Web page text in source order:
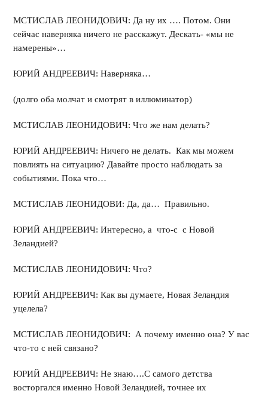
МСТИСЛАВ ЛЕОНИДОВИЧ: Да ну их …. Потом. Они
сейчас наверняка ничего не расскажут. Дескать- «мы не
намерены»…
ЮРИЙ АНДРЕЕВИЧ: Наверняка…
(долго оба молчат и смотрят в иллюминатор)
МСТИСЛАВ ЛЕОНИДОВИЧ: Что же нам делать?
ЮРИЙ АНДРЕЕВИЧ: Ничего не делать. Как мы можем
повлиять на ситуацию? Давайте просто наблюдать за
событиями. Пока что…
МСТИСЛАВ ЛЕОНИДОВИ: Да, да… Правильно.
ЮРИЙ АНДРЕЕВИЧ: Интересно, а что-с с Новой
Зеландией?
МСТИСЛАВ ЛЕОНИДОВИЧ: Что?
ЮРИЙ АНДРЕЕВИЧ: Как вы думаете, Новая Зеландия
уцелела?
МСТИСЛАВ ЛЕОНИДОВИЧ: А почему именно она? У вас
что-то с ней связано?
ЮРИЙ АНДРЕЕВИЧ: Не знаю….С самого детства
восторгался именно Новой Зеландией, точнее их